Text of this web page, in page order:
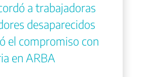
a trabajadoras
desaparecidos
el compromiso con
en ARBA